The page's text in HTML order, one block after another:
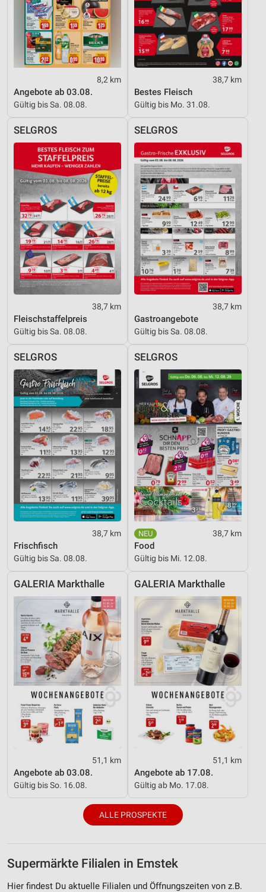
8,2 km
Angebote ab 03.08.
Gültig bis Sa. 08.08.
38,7 km
Bestes Fleisch
Gültig bis Mo. 31.08.
SELGROS
38,7 km
Fleischstaffelpreis
Gültig bis Sa. 08.08.
SELGROS
38,7 km
Gastroangebote
Gültig bis Sa. 08.08.
SELGROS
38,7 km
Frischfisch
Gültig bis Sa. 08.08.
SELGROS
38,7 km
Food
Gültig bis Mi. 12.08.
GALERIA Markthalle
51,1 km
Angebote ab 03.08.
Gültig bis So. 16.08.
GALERIA Markthalle
51,1 km
Angebote ab 17.08.
Gültig ab Mo. 17.08.
ALLE PROSPEKTE
Supermärkte Filialen in Emstek
Hier findest Du aktuelle Filialen und Öffnungszeiten von z.B.